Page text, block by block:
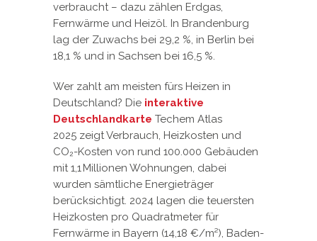
verbraucht – dazu zählen Erdgas,
Fernwärme und Heizöl. In Brandenburg
lag der Zuwachs bei 29,2 %, in Berlin bei
18,1 % und in Sachsen bei 16,5 %.
Wer zahlt am meisten fürs Heizen in
Deutschland? Die interaktive
Deutschlandkarte Techem Atlas
2025 zeigt Verbrauch, Heizkosten und
CO₂-Kosten von rund 100.000 Gebäuden
mit 1,1 Millionen Wohnungen, dabei
wurden sämtliche Energieträger
berücksichtigt. 2024 lagen die teuersten
Heizkosten pro Quadratmeter für
Fernwärme in Bayern (14,18 €/m²), Baden-